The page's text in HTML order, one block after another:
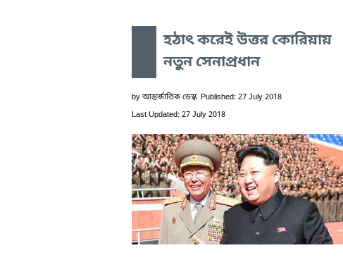
হঠাৎ করেই উত্তর কোরিয়ায়
নতুন সেনাপ্রধান
by আন্তর্জাতিক ডেস্ক Published: 27 July 2018
Last Updated: 27 July 2018